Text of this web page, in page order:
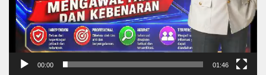
00:00 01:46